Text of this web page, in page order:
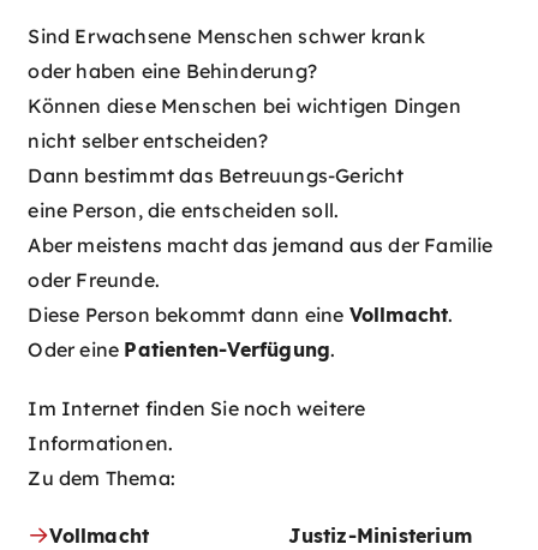
Sind Erwachsene Menschen schwer krank
oder haben eine Behinderung?
Können diese Menschen bei wichtigen Dingen
nicht selber entscheiden?
Dann bestimmt das Betreuungs-Gericht
eine Person, die entscheiden soll.
Aber meistens macht das jemand aus der Familie
oder Freunde.
Diese Person bekommt dann eine Vollmacht.
Oder eine Patienten-Verfügung.
Im Internet finden Sie noch weitere
Informationen.
Zu dem Thema:
Vollmacht
Justiz-Ministerium